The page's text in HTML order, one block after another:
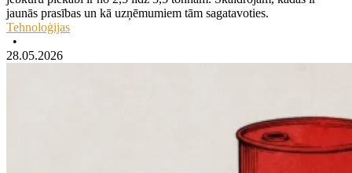
jaunās prasības un kā uzņēmumiem tām sagatavoties.
Tehnoloģijas
•
28.05.2026